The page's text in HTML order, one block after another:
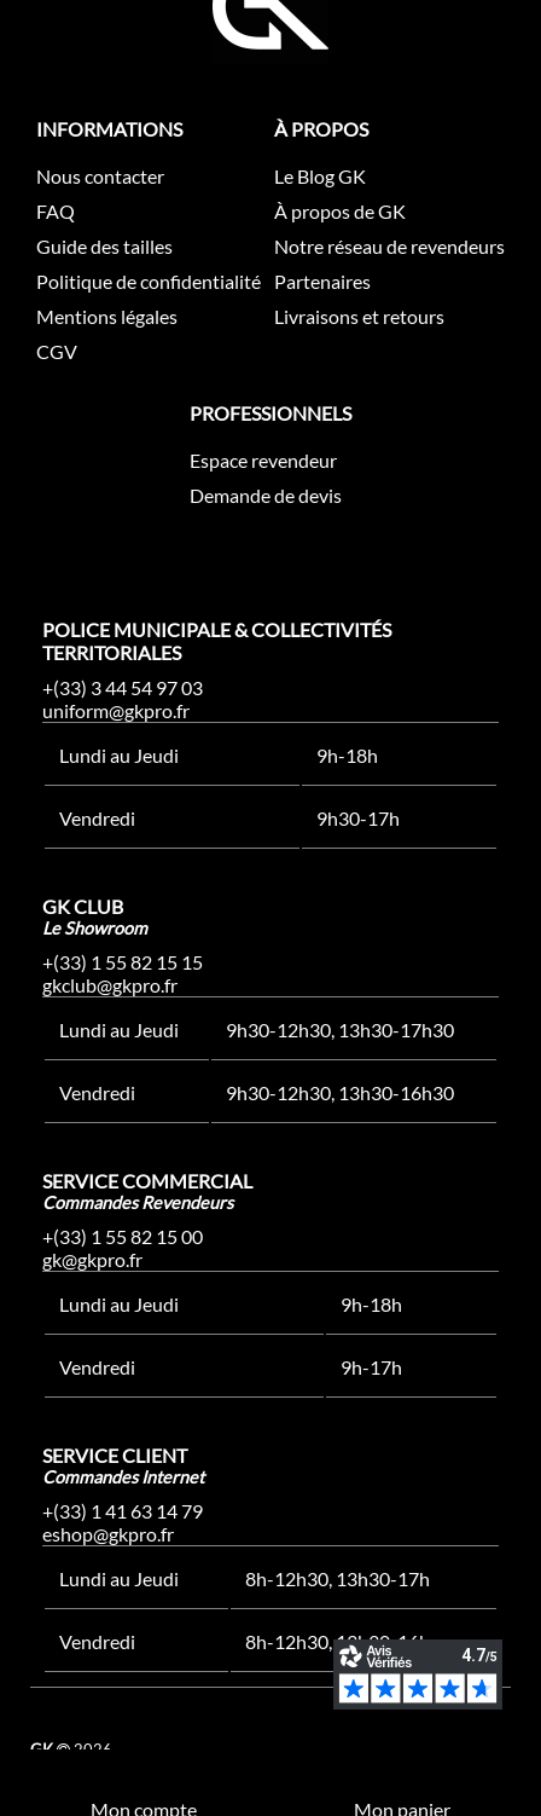
INFORMATIONS
Nous contacter
FAQ
Guide des tailles
Politique de confidentialité
Mentions légales
CGV
À PROPOS
Le Blog GK
À propos de GK
Notre réseau de revendeurs
Partenaires
Livraisons et retours
PROFESSIONNELS
Espace revendeur
Demande de devis
POLICE MUNICIPALE & COLLECTIVITÉS
TERRITORIALES
+(33) 3 44 54 97 03
uniform@gkpro.fr
Lundi au Jeudi
9h-18h
Vendredi 9h30-17h
GK CLUB
Le Showroom
+(33) 1 55 82 15 15
gkclub@gkpro.fr
Lundi au Jeudi
9h30-12h30, 13h30-17h30
Vendredi 9h30-12h30, 13h30-16h30
SERVICE COMMERCIAL
Commandes Revendeurs
+(33) 1 55 82 15 00
gk@gkpro.fr
Lundi au Jeudi
9h-18h
Vendredi 9h-17h
SERVICE CLIENT
Commandes Internet
+(33) 1 41 63 14 79
eshop@gkpro.fr
Lundi au Jeudi
8h-12h30, 13h30-17h
Vendredi 8h-12h30, 13h30-16h
GK 2026
Mon compte Mon panier